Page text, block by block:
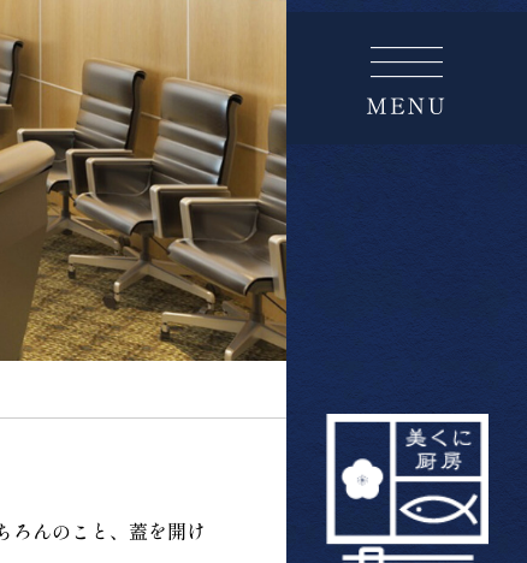
ろんのこと、蓋を開け